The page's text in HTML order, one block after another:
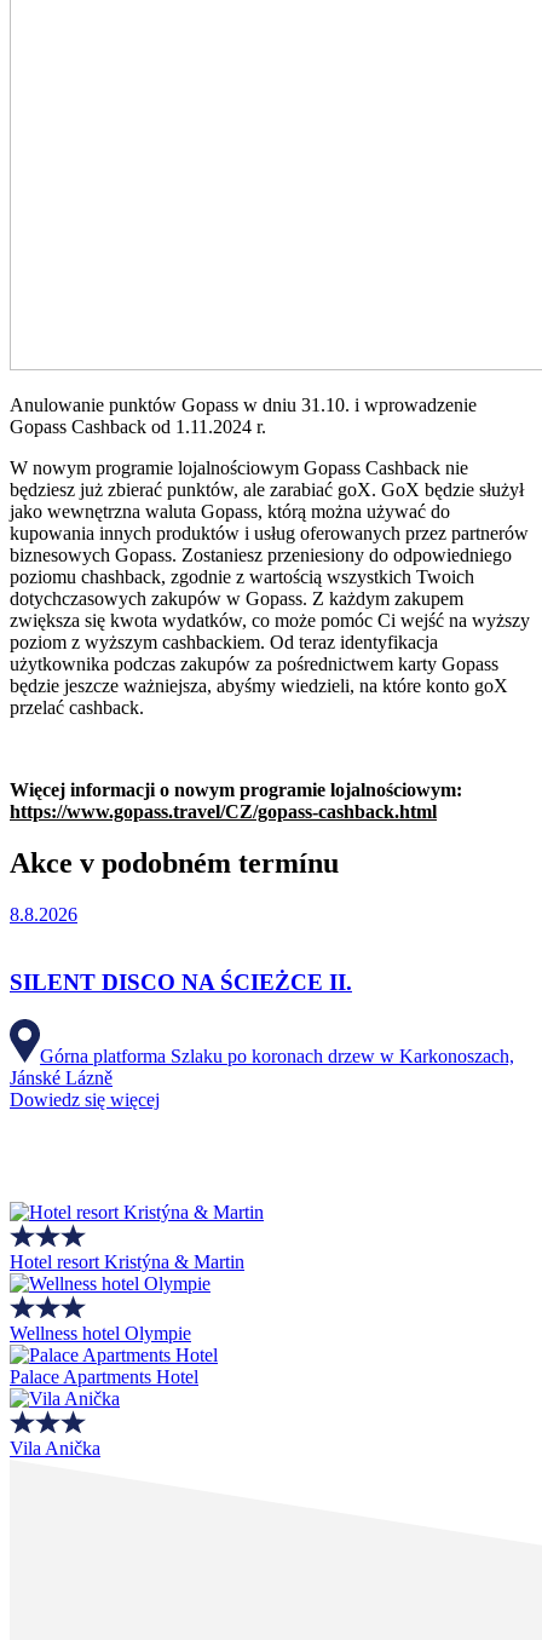
Anulowanie punktów Gopass w dniu 31.10. i wprowadzenie
Gopass Cashback od 1.11.2024 r.
W nowym programie lojalnościowym Gopass Cashback nie
będziesz już zbierać punktów, ale zarabiać goX. GoX będzie służył
jako wewnętrzna waluta Gopass, którą można używać do
kupowania innych produktów i usług oferowanych przez partnerów
biznesowych Gopass. Zostaniesz przeniesiony do odpowiedniego
poziomu chashback, zgodnie z wartością wszystkich Twoich
dotychczasowych zakupów w Gopass. Z każdym zakupem
zwiększa się kwota wydatków, co może pomóc Ci wejść na wyższy
poziom z wyższym cashbackiem. Od teraz identyfikacja
użytkownika podczas zakupów za pośrednictwem karty Gopass
będzie jeszcze ważniejsza, abyśmy wiedzieli, na które konto goX
przelać cashback.
Więcej informacji o nowym programie lojalnościowym:
https://www.gopass.travel/CZ/gopass-cashback.html
Akce v podobném termínu
8.8.2026
SILENT DISCO NA ŚCIEŻCE II.
Górna platforma Szlaku po koronach drzew w Karkonoszach,
Jánské Lázně
Dowiedz się więcej
Hotel resort Kristýna & Martin
Wellness hotel Olympie
Palace Apartments Hotel
Vila Anička